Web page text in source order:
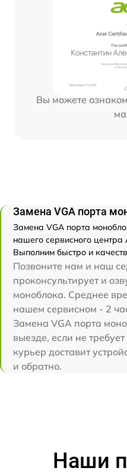
Вы можете
Замена VGA порта
Замена VGA порта
нашего сервисного
Выполним быстро и
Позвоните нам и наш
проконсультирует и
моноблока. Среднее
нашем сервисном - 2
Замена VGA порта
выезде, если не
курьер доставит
и обратно.
Наши